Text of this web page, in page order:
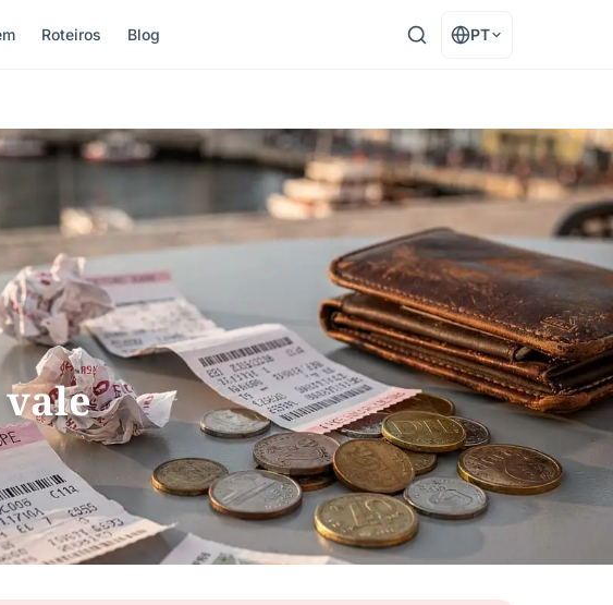
Roteiros Blog PT